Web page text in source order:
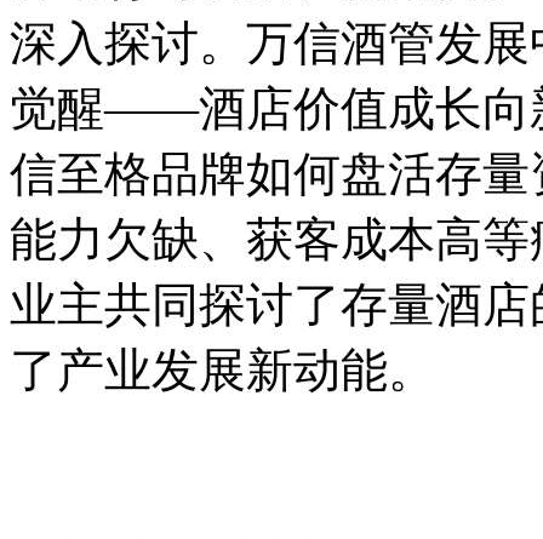
深入探讨。万信酒管发
觉醒——酒店价值成长向
信至格品牌如何盘活存
能力欠缺、获客成本高
业主共同探讨了存量酒
了产业发展新动能。